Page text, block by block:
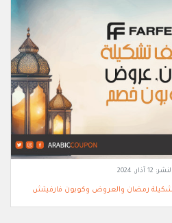
12 آذار, 2024
رمضان والعروض وكوبون فارفيتش